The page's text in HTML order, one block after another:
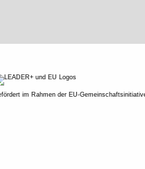
im Rahmen der EU-